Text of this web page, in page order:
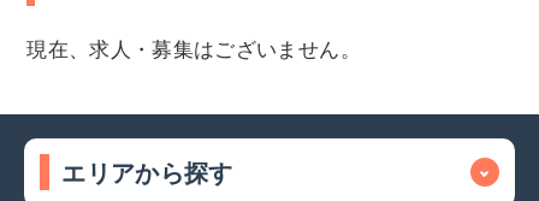
現在、求人・募集はございません。
エリアから探す